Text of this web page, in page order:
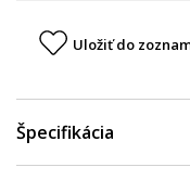
Uložiť do
Špecifikácia